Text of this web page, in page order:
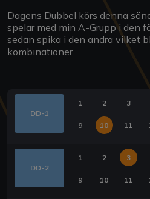
Dagens Dubbel körs denna
spelar med min A-Grupp i den
sedan spika i den andra vilket
kombinationer.
DD-1
1 2 3
9 10 11
DD-2
1 2 3
9 10 11